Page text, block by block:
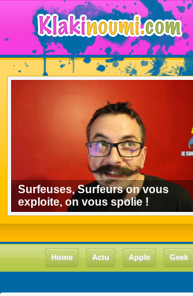
Surfeuses, Surfeurs on vous
exploite, on vous spolie !
Home Actu Apple Geek